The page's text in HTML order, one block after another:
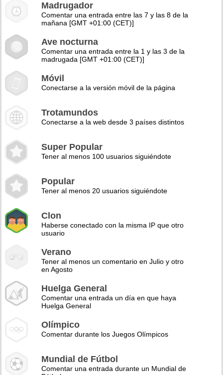
Madrugador
Comentar una entrada entre las 7 y las 8 de la
mañana [GMT +01:00 (CET)]
Ave nocturna
Comentar una entrada entre la 1 y las 3 de la
madrugada [GMT +01:00 (CET)]
Móvil
Conectarse a la versión móvil de la página
Trotamundos
Conectarse a la web desde 3 países distintos
Super Popular
Tener al menos 100 usuarios siguiéndote
Popular
Tener al menos 20 usuarios siguiéndote
Clon
Haberse conectado con la misma IP que otro
usuario
Verano
Tener al menos un comentario en Julio y otro
en Agosto
Huelga General
Comentar una entrada un día en que haya
Huelga General
Olímpico
Comentar durante los Juegos Olímpicos
Mundial de Fútbol
Comentar una entrada durante un Mundial de